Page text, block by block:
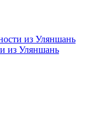
из Уляншань